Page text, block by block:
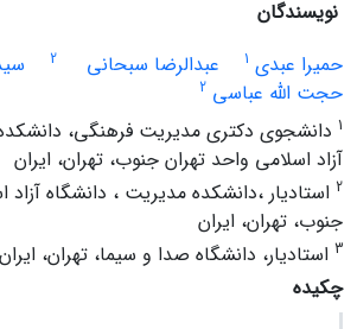
نویسندگان
حمیرا عبدی 1 عبدالرضا سبحانی 2
حجت الله عباسی 2
1 دانشجوی دکتری مدیریت فرهنگی،
آزاد اسلامی واحد تهران جنوب، تهران، ایران
2 استادیار ،دانشکده مدیریت ، دانشگاه
جنوب، تهران، ایران
3 استادیار، دانشگاه صدا و سیما، تهران، ایران
چکیده